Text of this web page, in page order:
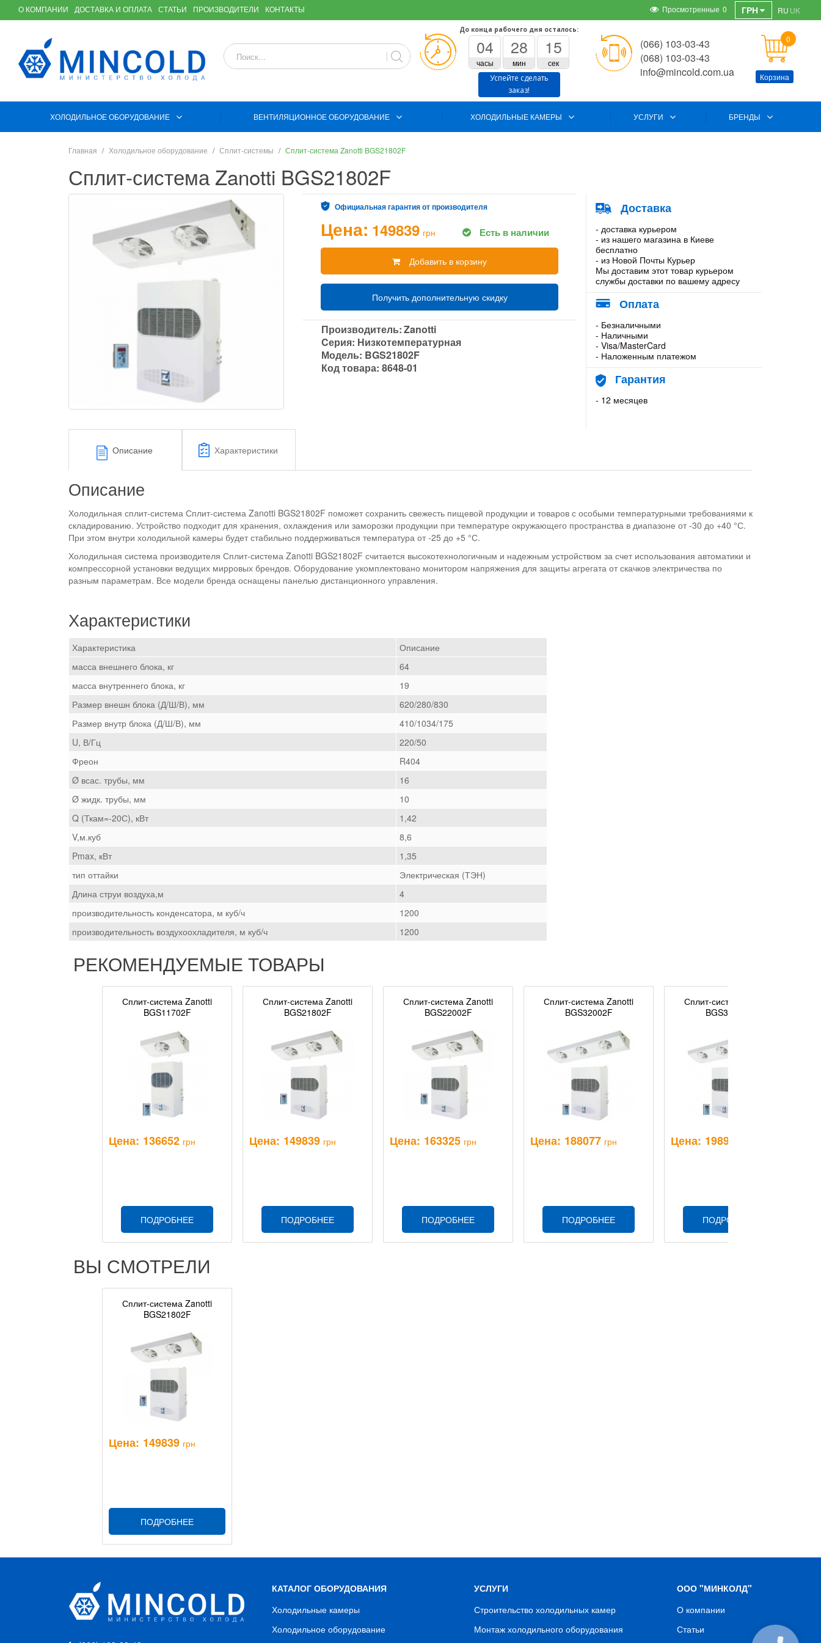
О КОМПАНИИ ДОСТАВКА И ОПЛАТА СТАТЬИ ПРОИЗВОДИТЕЛИ КОНТАКТЫ ГРН RU UK
Просмотренные 0
До конца рабочего дня осталось:
04
часы
28
мин
14
сек
Успейте сделать
заказ!
(066) 103-03-43
(068) 103-03-43
info@mincold.com.ua
0
Корзина
ХОЛОДИЛЬНОЕ ОБОРУДОВАНИЕ ВЕНТИЛЯЦИОННОЕ ОБОРУДОВАНИЕ ХОЛОДИЛЬНЫЕ КАМЕРЫ УСЛУГИ БРЕНДЫ
Главная Холодильное оборудование Сплит-системы Сплит-система Zanotti BGS21802F
Сплит-система Zanotti BGS21802F
Официальная гарантия от производителя
Цена: 149839 грн Есть в наличии
Добавить в корзину
Получить дополнительную скидку
Производитель:Zanotti
Cерия: Низкотемпературная
Модель: BGS21802F
Код товара:8648-01
Доставка
- доставка курьером
- из нашего магазина в Киеве
бесплатно
- из Новой Почты Курьер
Мы доставим этот товар курьером
службы доставки по вашему адресу
Оплата
- Безналичными
- Наличными
- Visa/MasterCard
- Наложенным платежом
Гарантия
- 12 месяцев
Описание Характеристики
Описание
Холодильная сплит-система Сплит-система Zanotti BGS21802F поможет сохранить свежесть пищевой продукции и товаров с особыми температурными требованиями к
складированию. Устройство подходит для хранения, охлаждения или заморозки продукции при температуре окружающего пространства в диапазоне от -30 до +40 °С.
При этом внутри холодильной камеры будет стабильно поддерживаться температура от -25 до +5 °С.
Холодильная система производителя Сплит-система Zanotti BGS21802F считается высокотехнологичным и надежным устройством за счет использования автоматики и
компрессорной установки ведущих мирровых брендов. Оборудование укомплектовано монитором напряжения для защиты агрегата от скачков электричества по
разным параметрам. Все модели бренда оснащены панелью дистанционного управления.
Характеристики
Характеристика
Описание
масса внешнего блока, кг
64
масса внутреннего блока, кг
19
Размер внешн блока (Д/Ш/В), мм
620/280/830
Размер внутр блока (Д/Ш/В), мм
410/1034/175
U, В/Гц
220/50
Фреон
R404
Ø всас. трубы, мм
16
Ø жидк. трубы, мм
10
Q (Ткам=-20С), кВт
1,42
V,м.куб
8,6
Pmax, кВт
1,35
тип оттайки
Электрическая (ТЭН)
Длина струи воздуха,м
4
производительность конденсатора, м куб/ч
1200
производительность воздухоохладителя, м куб/ч
1200
РЕКОМЕНДУЕМЫЕ ТОВАРЫ
Сплит-система Zanotti
BGS11702F
Цена: 136652 грн
ПОДРОБНЕЕ
Сплит-система Zanotti
BGS21802F
Цена: 149839 грн
ПОДРОБНЕЕ
Сплит-система Zanotti
BGS22002F
Цена: 163325 грн
ПОДРОБНЕЕ
Сплит-система Zanotti
BGS32002F
Цена: 188077 грн
ПОДРОБНЕЕ
Сплит-система Zanotti
BGS33002F
Цена: 198960
ПОДРОБНЕЕ
ВЫ СМОТРЕЛИ
Сплит-система Zanotti
BGS21802F
Цена: 149839 грн
ПОДРОБНЕЕ
КАТАЛОГ ОБОРУДОВАНИЯ
Холодильные камеры
Холодильное оборудование
УСЛУГИ
Строительство холодильных камер
Монтаж холодильного оборудования
ООО "МИНКОЛД"
О компании
Статьи